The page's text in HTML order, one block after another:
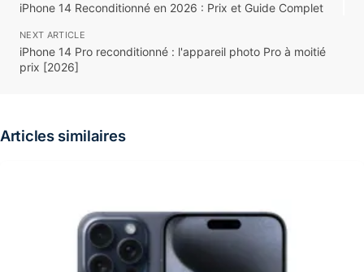
iPhone 14 Reconditionné en 2026 : Prix et Guide Complet
NEXT ARTICLE
iPhone 14 Pro reconditionné : l'appareil photo Pro à moitié
prix [2026]
Articles similaires